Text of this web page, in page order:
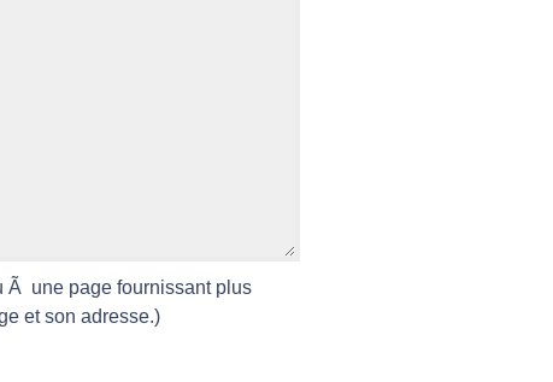
Ã une page fournissant plus
et son adresse.)